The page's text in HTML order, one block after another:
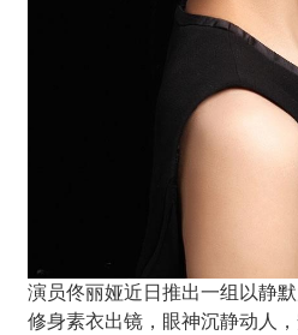
演员佟丽娅近日推出一组以静
修身素衣出镜，眼神沉静动人